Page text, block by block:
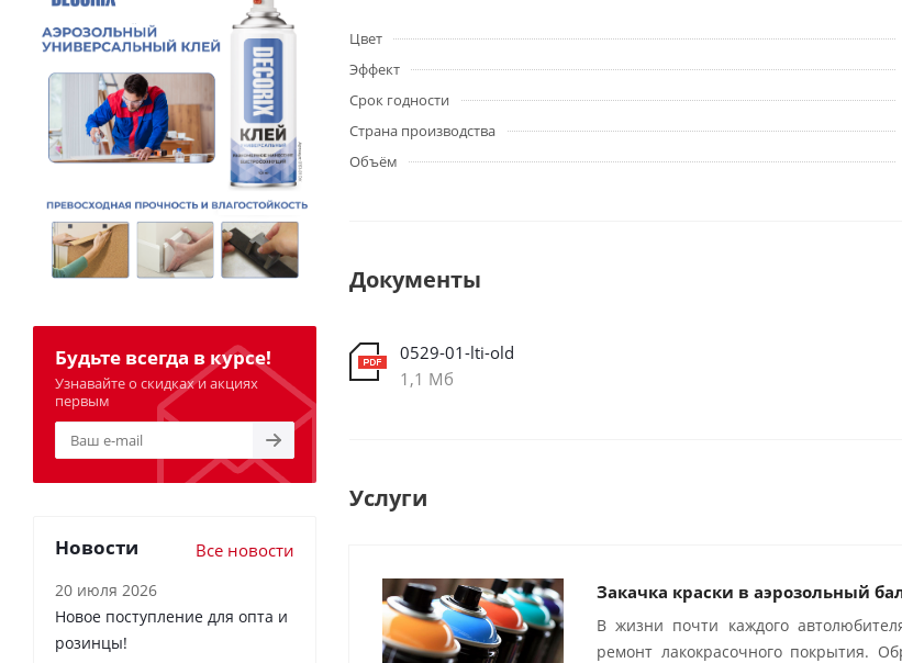
Цвет
Эффект
Срок годности
Страна производства
Объём
Документы
0529-01-lti-old
1,1 Мб
Услуги
Закачка краски в аэрозольный
В жизни почти каждого
ремонт лакокрасочного покрытия.
Будьте всегда в курсе!
Узнавайте о скидках и акциях
первым
Новости Все новости
20 июля 2026
Новое поступление для опта и
розинцы!